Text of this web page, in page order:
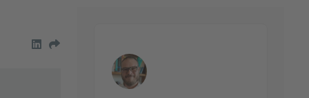
share on LinkedIn